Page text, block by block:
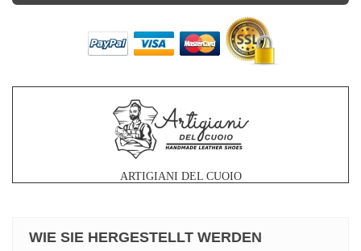
ARTIGIANI DEL CUOIO
WIE SIE HERGESTELLT WERDEN